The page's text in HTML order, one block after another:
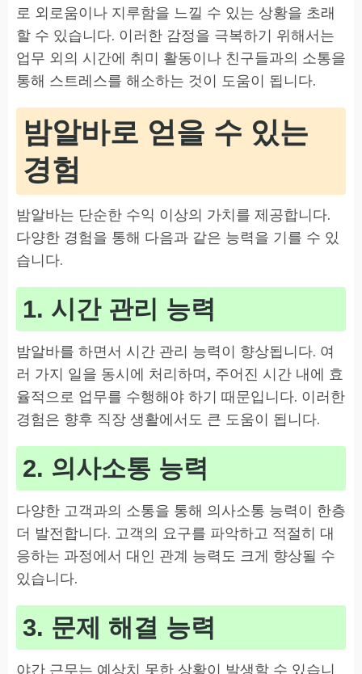
로 외로움이나 지루함을 느낄 수 있는 상황을 초래
할 수 있습니다. 이러한 감정을 극복하기 위해서는
업무 외의 시간에 취미 활동이나 친구들과의 소통을
통해 스트레스를 해소하는 것이 도움이 됩니다.
밤알바로 얻을 수 있는
경험
밤알바는 단순한 수익 이상의 가치를 제공합니다.
다양한 경험을 통해 다음과 같은 능력을 기를 수 있
습니다.
1. 시간 관리 능력
밤알바를 하면서 시간 관리 능력이 향상됩니다. 여
러 가지 일을 동시에 처리하며, 주어진 시간 내에 효
율적으로 업무를 수행해야 하기 때문입니다. 이러한
경험은 향후 직장 생활에서도 큰 도움이 됩니다.
2. 의사소통 능력
다양한 고객과의 소통을 통해 의사소통 능력이 한층
더 발전합니다. 고객의 요구를 파악하고 적절히 대
응하는 과정에서 대인 관계 능력도 크게 향상될 수
있습니다.
3. 문제 해결 능력
야간 근무는 예상치 못한 상황이 발생할 수 있습니